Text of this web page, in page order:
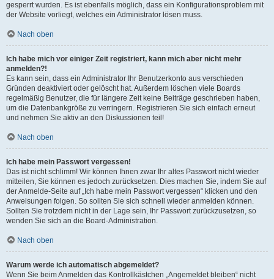
gesperrt wurden. Es ist ebenfalls möglich, dass ein Konfigurationsproblem mit
der Website vorliegt, welches ein Administrator lösen muss.
Nach oben
Ich habe mich vor einiger Zeit registriert, kann mich aber nicht mehr
anmelden?!
Es kann sein, dass ein Administrator Ihr Benutzerkonto aus verschieden
Gründen deaktiviert oder gelöscht hat. Außerdem löschen viele Boards
regelmäßig Benutzer, die für längere Zeit keine Beiträge geschrieben haben,
um die Datenbankgröße zu verringern. Registrieren Sie sich einfach erneut
und nehmen Sie aktiv an den Diskussionen teil!
Nach oben
Ich habe mein Passwort vergessen!
Das ist nicht schlimm! Wir können Ihnen zwar Ihr altes Passwort nicht wieder
mitteilen, Sie können es jedoch zurücksetzen. Dies machen Sie, indem Sie auf
der Anmelde-Seite auf „Ich habe mein Passwort vergessen“ klicken und den
Anweisungen folgen. So sollten Sie sich schnell wieder anmelden können.
Sollten Sie trotzdem nicht in der Lage sein, Ihr Passwort zurückzusetzen, so
wenden Sie sich an die Board-Administration.
Nach oben
Warum werde ich automatisch abgemeldet?
Wenn Sie beim Anmelden das Kontrollkästchen „Angemeldet bleiben“ nicht